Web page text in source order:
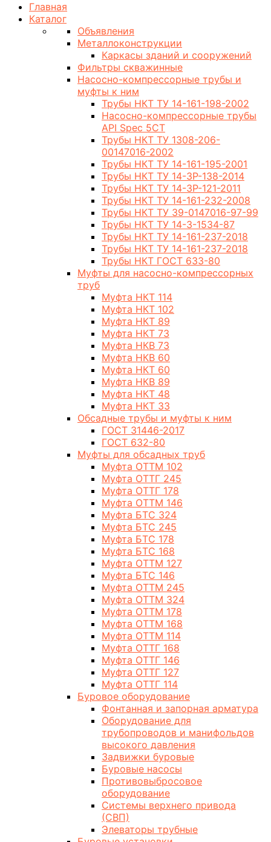
Главная
Каталог
Объявления
Металлоконструкции
Каркасы зданий и сооружений
Фильтры скважинные
Насосно-компрессорные трубы и
муфты к ним
Трубы НКТ ТУ 14-161-198-2002
Насосно-компрессорные трубы
API Spec 5CT
Трубы НКТ ТУ 1308-206-
00147016-2002
Трубы НКТ ТУ 14-161-195-2001
Трубы НКТ ТУ 14-3Р-138-2014
Трубы НКТ ТУ 14-3Р-121-2011
Трубы НКТ ТУ 14-161-232-2008
Трубы НКТ ТУ 39-0147016-97-99
Трубы НКТ ТУ 14-3-1534-87
Трубы НКТ ТУ 14-161-237-2018
Трубы НКТ ТУ 14-161-237-2018
Трубы НКТ ГОСТ 633-80
Муфты для насосно-компрессорных
труб
Муфта НКТ 114
Муфта НКТ 102
Муфта НКТ 89
Муфта НКТ 73
Муфта НКВ 73
Муфта НКВ 60
Муфта НКТ 60
Муфта НКВ 89
Муфта НКТ 48
Муфта НКТ 33
Обсадные трубы и муфты к ним
ГОСТ 31446-2017
ГОСТ 632-80
Муфты для обсадных труб
Муфта ОТТМ 102
Муфта ОТТГ 245
Муфта ОТТГ 178
Муфта ОТТМ 146
Муфта БТС 324
Муфта БТС 245
Муфта БТС 178
Муфта БТС 168
Муфта ОТТМ 127
Муфта БТС 146
Муфта ОТТМ 245
Муфта ОТТМ 324
Муфта ОТТМ 178
Муфта ОТТМ 168
Муфта ОТТМ 114
Муфта ОТТГ 168
Муфта ОТТГ 146
Муфта ОТТГ 127
Муфта ОТТГ 114
Буровое оборудование
Фонтанная и запорная арматура
Оборудование для
трубопроводов и манифольдов
высокого давления
Задвижки буровые
Буровые насосы
Противовыбросовое
оборудование
Системы верхнего привода
(СВП)
Элеваторы трубные